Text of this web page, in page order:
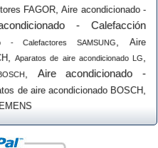
FAGOR,Aire acondicionado -
- Calefacción
- Calefactores SAMSUNG ,Aire
, Aparatos de aire acondicionado LG
Aire acondicionado -
de aire acondicionado BOSCH